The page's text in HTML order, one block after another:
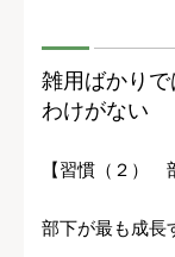
雑用ばかり
わけがない
【習慣（２）
部下が最も成長